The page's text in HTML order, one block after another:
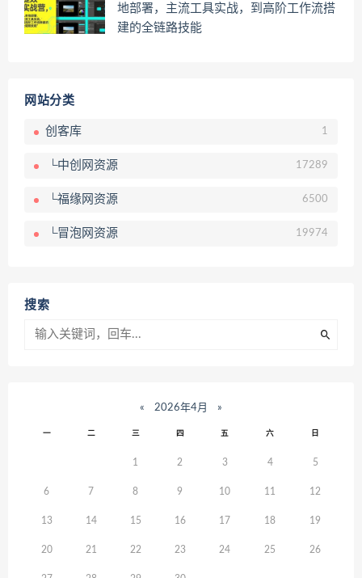
地部署，主流工具实战，到高阶工作流搭
建的全链路技能
网站分类
创客库 1
└中创网资源 17289
└福缘网资源 6500
└冒泡网资源 19974
搜索
« 2026年4月 »
一 二 三 四 五 六 日
1 2 3 4 5
6 7 8 9 10 11 12
13 14 15 16 17 18 19
20 21 22 23 24 25 26